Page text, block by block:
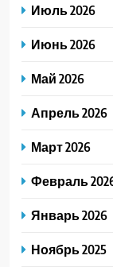
Июль 2026
Июнь 2026
Май 2026
Апрель 2026
Март 2026
Февраль
Январь 2026
Ноябрь 2025